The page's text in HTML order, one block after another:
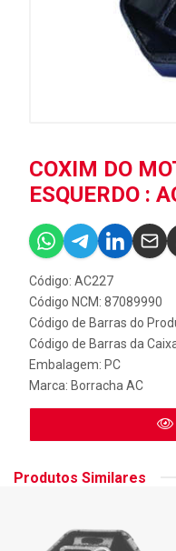
COXIM DO
ESQUERDO :
Código: AC227
Código NCM: 87089990
Código de Barras do
Código de Barras da
Embalagem: PC
Marca: Borracha AC
Produtos Similares